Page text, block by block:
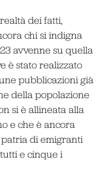
dei fatti,
chi si indigna
avvenne su quella
è stato realizzato
pubblicazioni già
della popolazione
si è allineata alla
e che è ancora
di emigranti
e cinque i